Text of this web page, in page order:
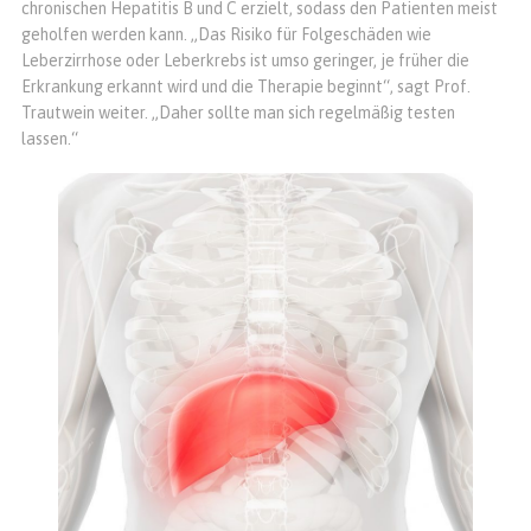
chronischen Hepatitis B und C erzielt, sodass den Patienten meist
geholfen werden kann. „Das Risiko für Folge­schäden wie
Leberzirrhose oder Leberkrebs ist umso geringer, je früher die
Erkrankung erkannt wird und die Therapie beginnt“, sagt Prof.
Trautwein weiter. „Daher sollte man sich regelmäßig testen
lassen.“